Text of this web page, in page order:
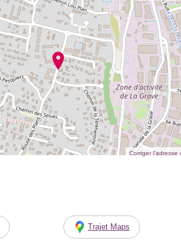
Corriger
Trajet Maps